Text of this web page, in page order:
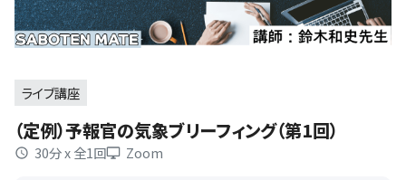
ライブ講座
（定例）予報官の気象ブリーフィング（第1回）
30分 x 全1回 Zoom